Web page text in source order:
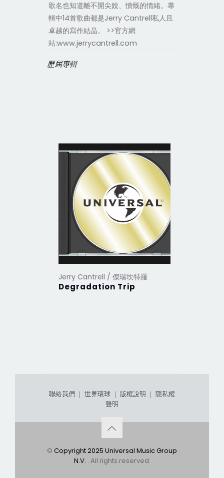
歌名也知道離不開尖銳、憤慨的情緒。專
輯中14首歌曲都是Jerry Cantrell私人且
卓越的寫作結晶。 >>官方網
站:www.jerrycantrell.com
歷屆專輯
Jerry Cantrell / 傑瑞坎特羅
Degradation Trip
聯絡我們 ｜ 世界環球 ｜ 版權說明 ｜ 隱私權
聲明
© Copyright 2025 Universal Music Group
N.V. . All rights reserved.